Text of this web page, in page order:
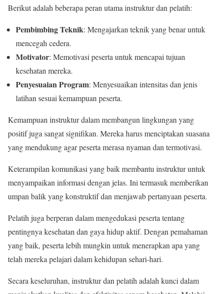
Berikut adalah beberapa peran utama instruktur dan pelatih:
Pembimbing Teknik: Mengajarkan teknik yang benar untuk
mencegah cedera.
Motivator: Memotivasi peserta untuk mencapai tujuan
kesehatan mereka.
Penyesuaian Program: Menyesuaikan intensitas dan jenis
latihan sesuai kemampuan peserta.
Kemampuan instruktur dalam membangun lingkungan yang
positif juga sangat signifikan. Mereka harus menciptakan suasana
yang mendukung agar peserta merasa nyaman dan termotivasi.
Keterampilan komunikasi yang baik membantu instruktur untuk
menyampaikan informasi dengan jelas. Ini termasuk memberikan
umpan balik yang konstruktif dan menjawab pertanyaan peserta.
Pelatih juga berperan dalam mengedukasi peserta tentang
pentingnya kesehatan dan gaya hidup aktif. Dengan pemahaman
yang baik, peserta lebih mungkin untuk menerapkan apa yang
telah mereka pelajari dalam kehidupan sehari-hari.
Secara keseluruhan, instruktur dan pelatih adalah kunci dalam